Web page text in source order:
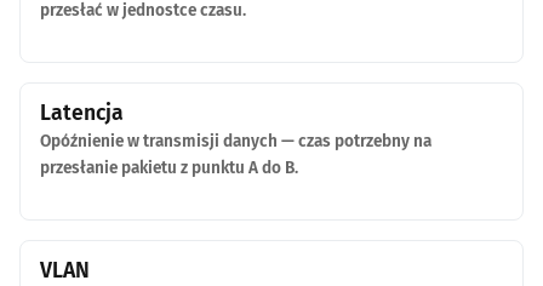
przesłać w jednostce czasu.
Latencja
Opóźnienie w transmisji danych — czas potrzebny na
przesłanie pakietu z punktu A do B.
VLAN